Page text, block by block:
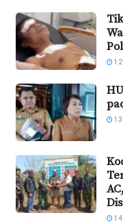
12
13
14